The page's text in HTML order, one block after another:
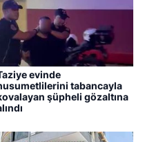
evinde
tabancayla
şüpheli gözaltına